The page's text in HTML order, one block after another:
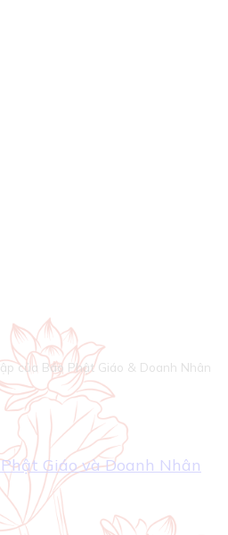
của Báo Phật Giáo & Doanh Nhân
Giáo và Doanh Nhân